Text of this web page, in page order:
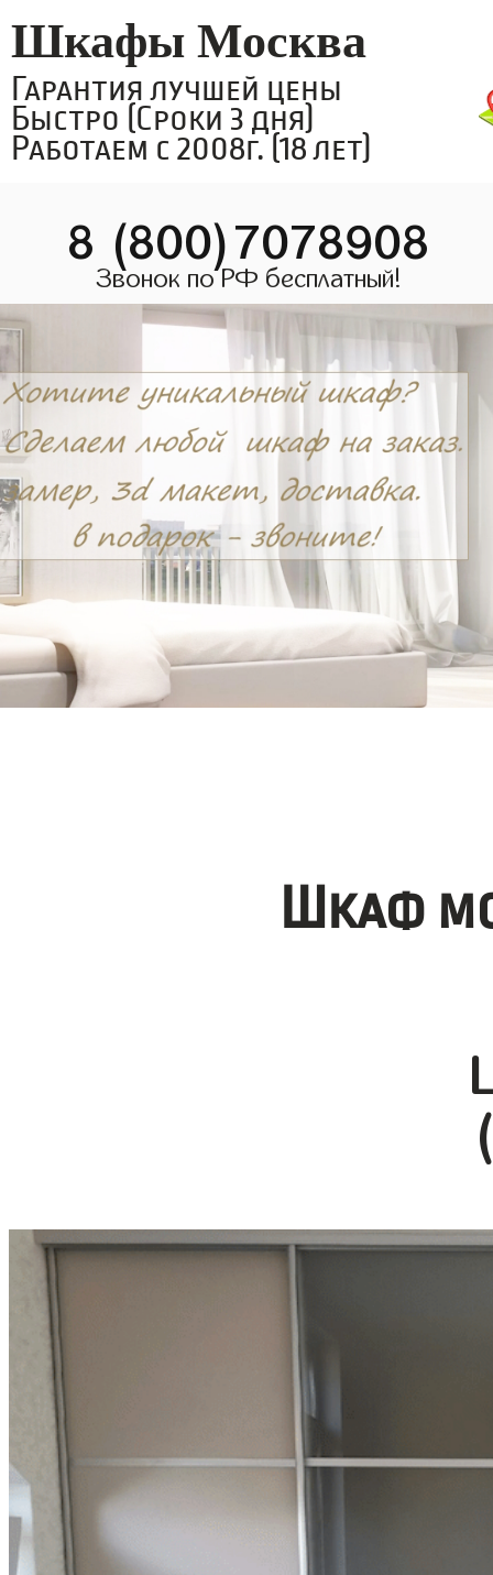
Шкафы Москва
Гарантия лучшей цены
Быстро (Сроки 3 дня)
Работаем с 2008г. (18 лет)
8 (800)7078908
Звонок по РФ бесплатный!
Шкаф